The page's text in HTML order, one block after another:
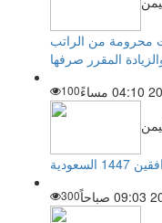
محرومة من الراتب
المقرر صرفها
100
300